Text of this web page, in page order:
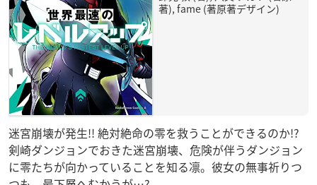
著), fame (著原著デザイン)
迷宮崩壊が発生!! 絶対絶命の零を救うことができるのか!?
剣崎ダンジョンでおきた迷宮崩壊、危険が伴うダンジョン
に零たちが向かっていることを知る凛。彼女の無事祈りつ